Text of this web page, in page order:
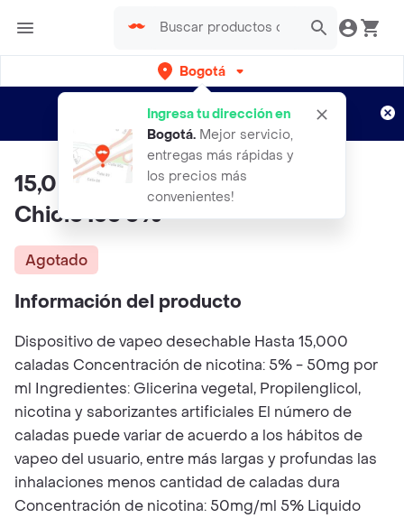
Bogotá
Ingresa tu dirección en
Bogotá. Mejor servicio,
entregas más rápidas y
los precios más
convenientes!
envíos gratis por semanas
Aplican TyC
15,000 Puff Sami 2 Pod Melon
Chicle Ice 5%
Agotado
Información del producto
Dispositivo de vapeo desechable Hasta 15,000
caladas Concentración de nicotina: 5% - 50mg por
ml Ingredientes: Glicerina vegetal, Propilenglicol,
nicotina y saborizantes artificiales El número de
caladas puede variar de acuerdo a los hábitos de
vapeo del usuario, entre más largas y profundas las
inhalaciones menos cantidad de caladas dura
Concentración de nicotina: 50mg/ml 5% Liquido